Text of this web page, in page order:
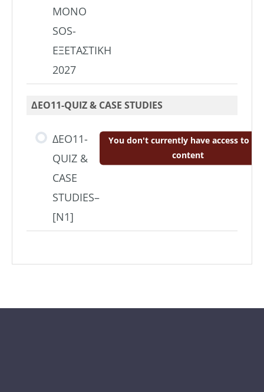
ΜΟΝΟ
SOS-
ΕΞΕΤΑΣΤΙΚΗ
2027
ΔΕΟ11-QUIZ & CASE STUDIES
ΔΕΟ11-
QUIZ &
CASE
STUDIES–
[Ν1]
You don't currently have access to
content